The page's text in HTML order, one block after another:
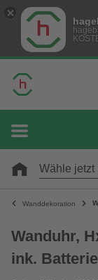
Wähle jetzt
Wanddekoration
Wanduhr,
ink. Batterie